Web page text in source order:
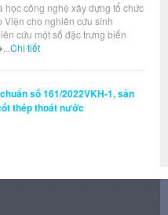
học công nghệ xây dựng tổ chức
Viện cho nghiên cứu sinh
cứu một số đặc trưng biến
Chi tiết
số 161/2022VKH-1, sản
thép thoát nước